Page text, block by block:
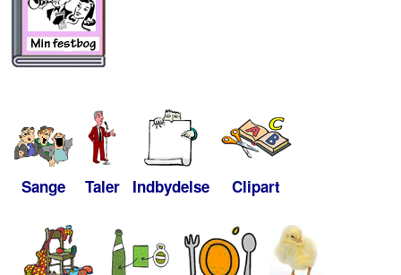
Sange Taler Indbydelse Clipart